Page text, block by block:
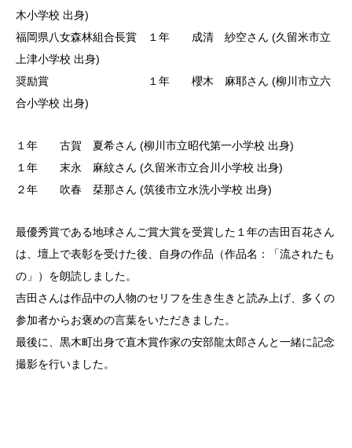
木小学校 出身)
福岡県八女森林組合長賞 １年 成清 紗空さん (久留米市立
上津小学校 出身)
奨励賞 １年 櫻木 麻耶さん (柳川市立六
合小学校 出身)
１年 古賀 夏希さん (柳川市立昭代第一小学校 出身)
１年 末永 麻紋さん (久留米市立合川小学校 出身)
２年 吹春 栞那さん (筑後市立水洗小学校 出身)
最優秀賞である地球さんご賞大賞を受賞した１年の吉田百花さん
は、壇上で表彰を受けた後、自身の作品（作品名：「流されたも
の」）を朗読しました。
吉田さんは作品中の人物のセリフを生き生きと読み上げ、多くの
参加者からお褒めの言葉をいただきました。
最後に、黒木町出身で直木賞作家の安部龍太郎さんと一緒に記念
撮影を行いました。